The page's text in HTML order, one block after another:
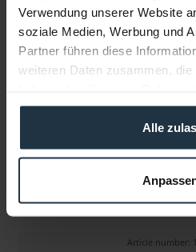
Verwendung unserer Website
soziale Medien, Werbung und
Partner führen diese
weiteren Daten zusammen,
gesammelt haben.
Alle
More articles from +++ DJI
DJI Inspire 3 -
Intelligenter Akku für DJI
Article number: